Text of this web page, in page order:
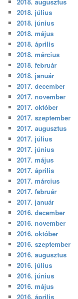
2018. július
2018. június
2018. május
2018. április
2018. március
2018. február
2018. január
2017. december
2017. november
2017. október
2017. szeptember
2017. augusztus
2017. július
2017. június
2017. május
2017. április
2017. március
2017. február
2017. január
2016. december
2016. november
2016. október
2016. szeptember
2016. augusztus
2016. július
2016. június
2016. május
2016. április